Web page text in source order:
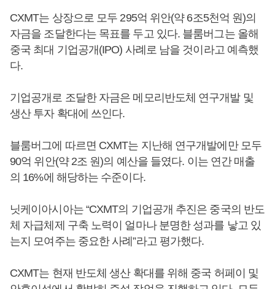
CXMT는 상장으로 모두 295억 위안(약 6조5천억 원)의
자금을 조달한다는 목표를 두고 있다. 블룸버그는 올해
중국 최대 기업공개(IPO) 사례로 남을 것이라고 예측했
다.
기업공개로 조달한 자금은 메모리반도체 연구개발 및
생산 투자 확대에 쓰인다.
블룸버그에 따르면 CXMT는 지난해 연구개발에만 모두
90억 위안(약 2조 원)의 예산을 들였다. 이는 연간 매출
의 16%에 해당하는 수준이다.
닛케이아시아는 “CXMT의 기업공개 추진은 중국의 반도
체 자급체제 구축 노력이 얼마나 분명한 성과를 낳고 있
는지 모여주는 중요한 사례”라고 평가했다.
CXMT는 현재 반도체 생산 확대를 위해 중국 허페이 및